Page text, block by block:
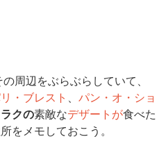
の周辺をぶらぶらしていて、
・ブレスト 、 パン・オ・ショ
クの素敵なデザートが食べた
をメモしておこう。